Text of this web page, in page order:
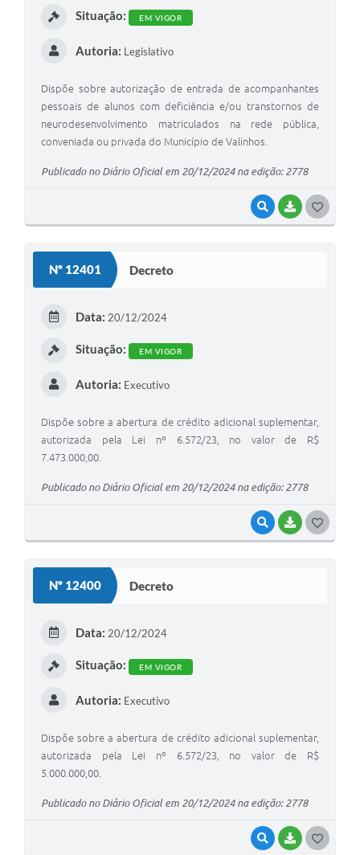
VISUALIZAR
BAIXAR
Situação: EM VIGOR
Autoria: Legislativo
Dispõe sobre autorização de entrada de acompanhantes
pessoais de alunos com deficiência e/ou transtornos de
neurodesenvolvimento matriculados na rede pública,
conveniada ou privada do Município de Valinhos.
Publicado no Diário Oficial em 20/12/2024 na edição: 2778
Nº 12401 Decreto
VISUALIZAR
BAIXAR
Data: 20/12/2024
Situação: EM VIGOR
Autoria: Executivo
Dispõe sobre a abertura de crédito adicional suplementar,
autorizada pela Lei nº 6.572/23, no valor de R$
7.473.000,00.
Publicado no Diário Oficial em 20/12/2024 na edição: 2778
Nº 12400 Decreto
VISUALIZAR
BAIXAR
Data: 20/12/2024
Situação: EM VIGOR
Autoria: Executivo
Dispõe sobre a abertura de crédito adicional suplementar,
autorizada pela Lei nº 6.572/23, no valor de R$
5.000.000,00.
Publicado no Diário Oficial em 20/12/2024 na edição: 2778